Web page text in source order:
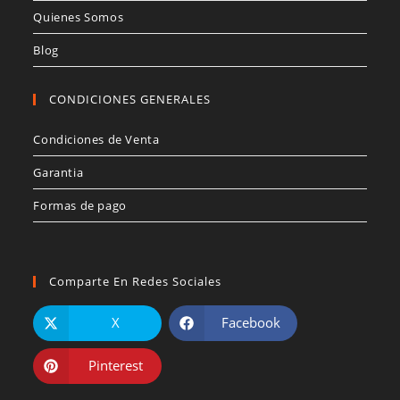
Quienes Somos
Blog
CONDICIONES GENERALES
Condiciones de Venta
Garantia
Formas de pago
Comparte En Redes Sociales
X Facebook
Pinterest